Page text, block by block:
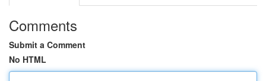
Comments
Submit a Comment
No HTML